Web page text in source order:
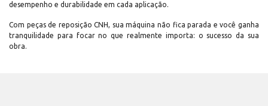
desempenho e durabilidade em cada aplicação.
Com peças de reposição CNH, sua máquina não fica parada e você ganha
tranquilidade para focar no que realmente importa: o sucesso da sua
obra.